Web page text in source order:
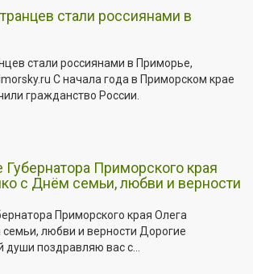
стали россиянами в
стали россиянами в Приморье,
С начала года в Приморском крае
гражданство России.
Приморского края
с Днём семьи, любви и верности
Приморского края Олега
любви и верности Дорогие
поздравляю вас с...